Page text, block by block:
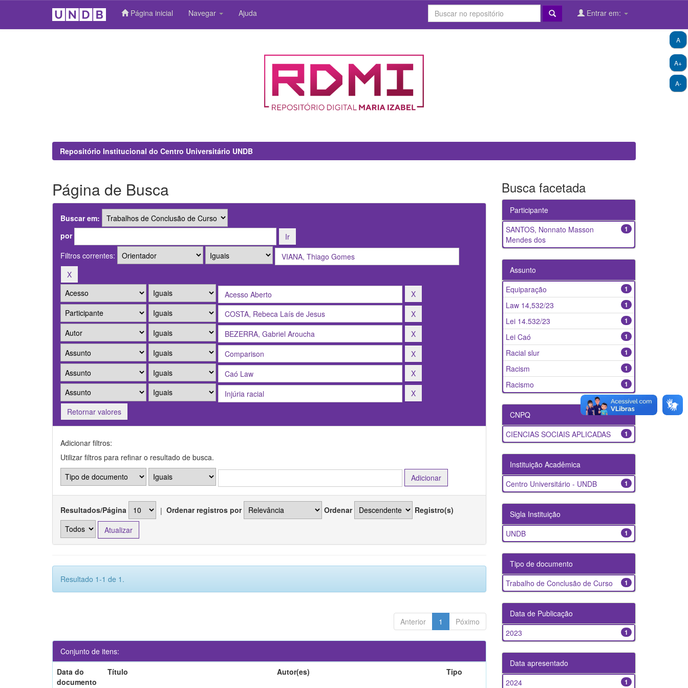
Página inicial Navegar Ajuda Entrar em:
A+
A-
A
Repositório Institucional do Centro Universitário UNDB
Página de Busca
Buscar em:
por
Filtros correntes:
Retornar valores
Adicionar filtros:
Utilizar filtros para refinar o resultado de busca.
Resultados/Página | Ordenar registros por Ordenar Registro(s)
Resultado 1-1 de 1.
Anterior 1 Póximo
Conjunto de itens:
Data do
documento
Título Autor(es) Tipo
Busca facetada
Participante
1
SANTOS, Nonnato Masson
Mendes dos
Assunto
1
Equiparação
1
Law 14,532/23
1
Lei 14.532/23
1
Lei Caó
1
Racial slur
1
Racism
1
Racismo
CNPQ
1
CIENCIAS SOCIAIS APLICADAS
Instituição Acadêmica
1
Centro Universitário - UNDB
Sigla Instituição
1
UNDB
Tipo de documento
1
Trabalho de Conclusão de Curso
Data de Publicação
1
2023
Data apresentado
1
2024